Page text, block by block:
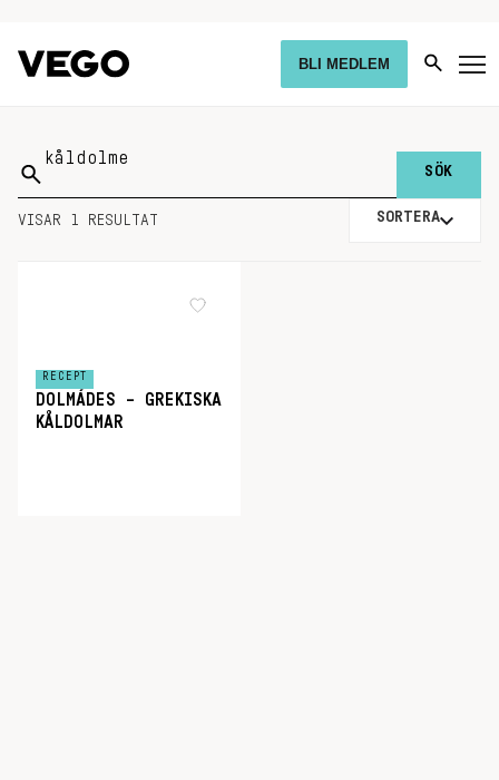
BLI MEDLEM
Sök
på:
VISAR 1 RESULTAT SORTERA
RECEPT
DOLMÁDES – GREKISKA
KÅLDOLMAR